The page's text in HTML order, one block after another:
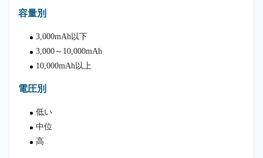
容量別
3,000mAh以下
3,000～10,000mAh
10,000mAh以上
電圧別
低い
中位
高